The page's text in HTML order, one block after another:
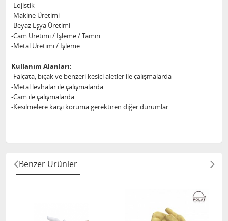
-Lojistik
-Makine Üretimi
-Beyaz Eşya Üretimi
-Cam Üretimi / İşleme / Tamiri
-Metal Üretimi / İşleme
Kullanım Alanları:
-Falçata, bıçak ve benzeri kesici aletler ile çalışmalarda
-Metal levhalar ile çalışmalarda
-Cam ile çalışmalarda
-Kesilmelere karşı koruma gerektiren diğer durumlar
Benzer Ürünler